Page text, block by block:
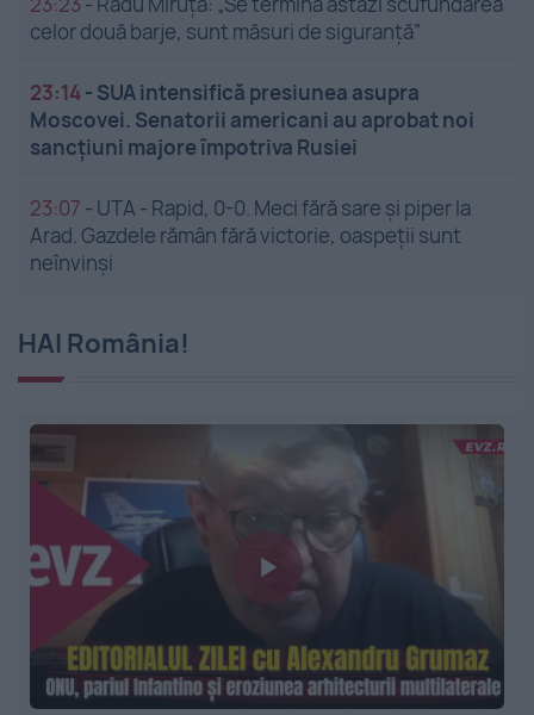
celor două barje, sunt măsuri de siguranţă”
23:14- SUA intensifică presiunea asupra
Moscovei. Senatorii americani au aprobat noi
sancțiuni majore împotriva Rusiei
23:07 - UTA - Rapid, 0-0. Meci fără sare și piper la
Arad. Gazdele rămân fără victorie, oaspeții sunt
neînvinși
HAI România!